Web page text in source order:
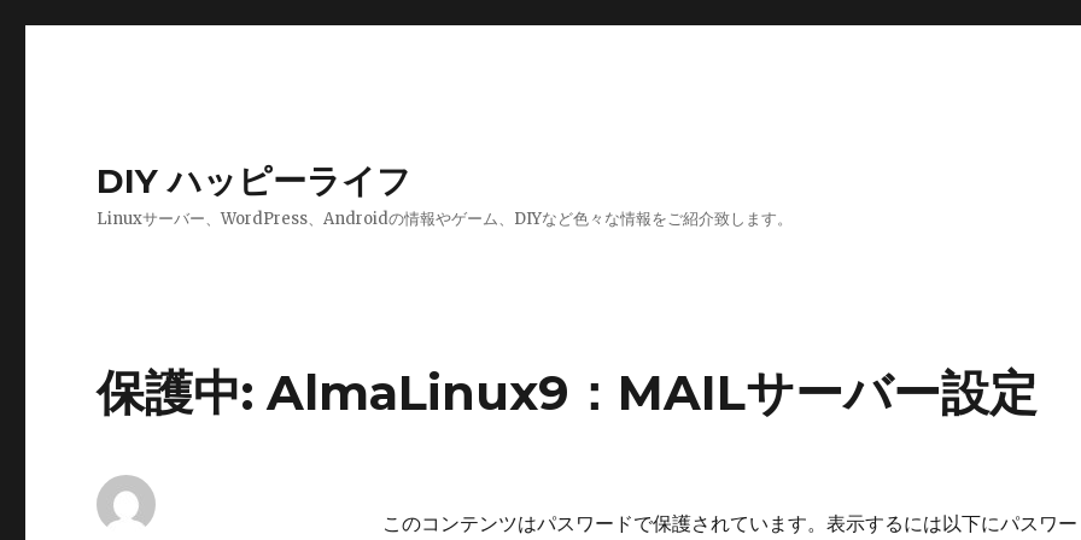
DIY ハッピーライフ
Linuxサーバー、WordPress、Androidの情報やゲーム、DIYなど色々な情報をご紹介致します。
保護中: AlmaLinux9：MAILサーバー設定
このコンテンツはパスワードで保護されています。表示するには以下にパスワー